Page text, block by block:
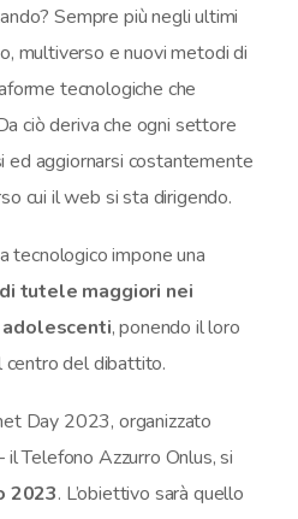
Sempre più negli ultimi
multiverso e nuovi metodi di
tecnologiche che
ciò deriva che ogni settore
ed aggiornarsi costantemente
cui il web si sta dirigendo.
tecnologico impone una
tutele maggiori nei
, ponendo il loro
centro del dibattito.
Day 2023, organizzato
il Telefono Azzurro Onlus, si
2023. L’obiettivo sarà quello